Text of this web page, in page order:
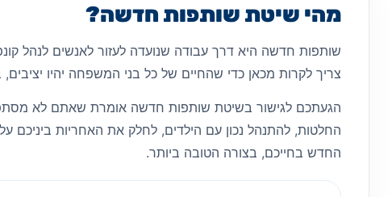
מהי שיטת שותפות חדשה?
שותפות חדשה היא דרך עבודה שנועדה לעזור לאנשים לנהל
צריך לקרות מכאן כדי שהחיים של כל בני המשפחה יהיו יציבים,
הגעתכם לגישור בשיטת שותפות חדשה אומרת שאתם לא
החלטות, להתנהל נכון עם הילדים, לחלק את האחריות
החדש בחייכם, בצורה הטובה ביותר.